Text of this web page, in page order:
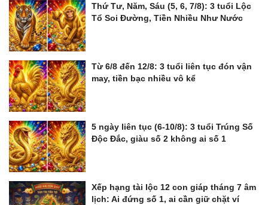
Thứ Tư, Năm, Sáu (5, 6, 7/8): 3 tuổi Lộc
Tổ Soi Đường, Tiền Nhiều Như Nước
Từ 6/8 đến 12/8: 3 tuổi liên tục đón vận
may, tiền bạc nhiều vô kể
5 ngày liên tục (6-10/8): 3 tuổi Trúng Số
Độc Đắc, giàu số 2 không ai số 1
Xếp hạng tài lộc 12 con giáp tháng 7 âm
lịch: Ai đứng số 1, ai cần giữ chặt ví